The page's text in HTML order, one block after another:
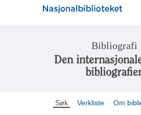
Bibliografi
Den
Søk Verkliste Om